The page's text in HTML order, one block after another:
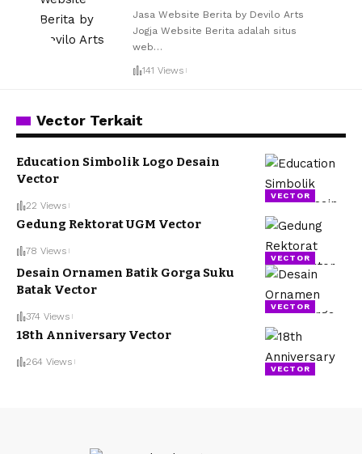
Jasa Website Berita by Devilo Arts
Jogja Website Berita adalah situs
web…
141 Views
Vector Terkait
VECTOR
Education Simbolik Logo Desain
Vector
22 Views
VECTOR
Gedung Rektorat UGM Vector
78 Views
VECTOR
Desain Ornamen Batik Gorga Suku
Batak Vector
374 Views
VECTOR
18th Anniversary Vector
264 Views